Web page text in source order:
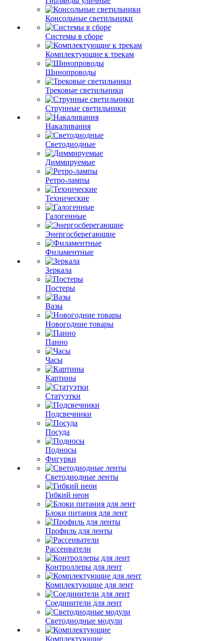
Консольные светильники
Системы в сборе
Комплектующие к трекам
Шинопроводы
Трековые светильники
Струнные светильники
Накаливания
Светодиодные
Диммируемые
Ретро-лампы
Технические
Галогенные
Энергосберегающие
Филаментные
Зеркала
Постеры
Вазы
Новогодние товары
Панно
Часы
Картины
Статуэтки
Подсвечники
Посуда
Подносы
Фигурки
Светодиодные ленты
Гибкий неон
Блоки питания для лент
Профиль для ленты
Рассеиватели
Контроллеры для лент
Комплектующие для лент
Соединители для лент
Светодиодные модули
Комплектующие